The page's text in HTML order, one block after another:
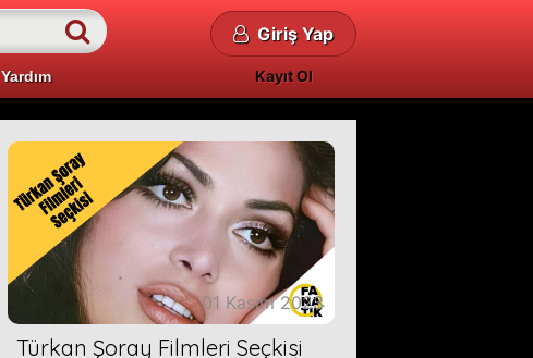
Yardım
Giriş Yap
Kayıt Ol
01 Kasım 2023
Türkan Şoray Filmleri Seçkisi